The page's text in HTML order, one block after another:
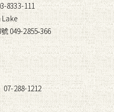
8333-111
Lake
049-2855-366
288-1212